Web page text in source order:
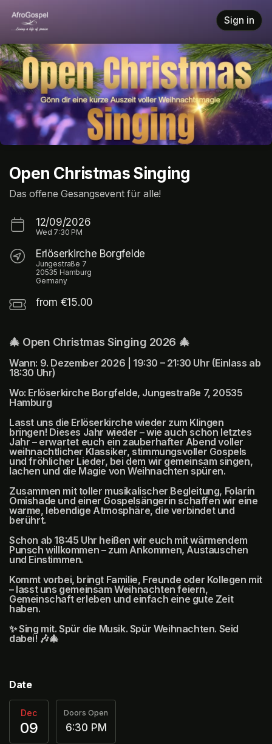
Sign in
Open Christmas Singing
Das offene Gesangsevent für alle!
12/09/2026
Wed 7:30 PM
Erlöserkirche Borgfelde
Jungestraße 7
20535 Hamburg
Germany
from €15.00
🎄 Open Christmas Singing 2026 🎄
Wann: 9. Dezember 2026 | 19:30 – 21:30 Uhr (Einlass ab
18:30 Uhr)
Wo: Erlöserkirche Borgfelde, Jungestraße 7, 20535
Hamburg
Lasst uns die Erlöserkirche wieder zum Klingen
bringen! Dieses Jahr wieder – wie auch schon letztes
Jahr – erwartet euch ein zauberhafter Abend voller
weihnachtlicher Klassiker, stimmungsvoller Gospels
und fröhlicher Lieder, bei dem wir gemeinsam singen,
lachen und die Magie von Weihnachten spüren.
Zusammen mit toller musikalischer Begleitung, Folarin
Omishade und einer Gospelsängerin schaffen wir eine
warme, lebendige Atmosphäre, die verbindet und
berührt.
Schon ab 18:45 Uhr heißen wir euch mit wärmendem
Punsch willkommen – zum Ankommen, Austauschen
und Einstimmen.
Kommt vorbei, bringt Familie, Freunde oder Kollegen mit
– lasst uns gemeinsam Weihnachten feiern,
Gemeinschaft erleben und einfach eine gute Zeit
haben.
✨ Sing mit. Spür die Musik. Spür Weihnachten. Seid
dabei! 🎶🎄
Date
Dec
09
Doors Open
6:30 PM